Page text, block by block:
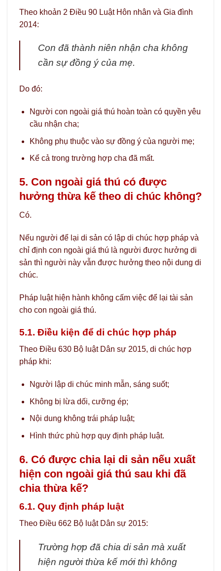
Theo khoản 2 Điều 90 Luật Hôn nhân và Gia đình
2014:
Con đã thành niên nhận cha không
cần sự đồng ý của mẹ.
Do đó:
Người con ngoài giá thú hoàn toàn có quyền yêu
cầu nhận cha;
Không phụ thuộc vào sự đồng ý của người mẹ;
Kể cả trong trường hợp cha đã mất.
5. Con ngoài giá thú có được
hưởng thừa kế theo di chúc không?
Có.
Nếu người để lại di sản có lập di chúc hợp pháp và
chỉ định con ngoài giá thú là người được hưởng di
sản thì người này vẫn được hưởng theo nội dung di
chúc.
Pháp luật hiện hành không cấm việc để lại tài sản
cho con ngoài giá thú.
5.1. Điều kiện để di chúc hợp pháp
Theo Điều 630 Bộ luật Dân sự 2015, di chúc hợp
pháp khi:
Người lập di chúc minh mẫn, sáng suốt;
Không bị lừa dối, cưỡng ép;
Nội dung không trái pháp luật;
Hình thức phù hợp quy định pháp luật.
6. Có được chia lại di sản nếu xuất
hiện con ngoài giá thú sau khi đã
chia thừa kế?
6.1. Quy định pháp luật
Theo Điều 662 Bộ luật Dân sự 2015:
Trường hợp đã chia di sản mà xuất
hiện người thừa kế mới thì không